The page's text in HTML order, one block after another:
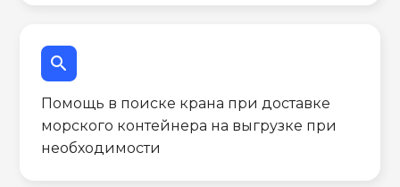
search
Помощь в поиске крана при доставке
морского контейнера на выгрузке при
необходимости